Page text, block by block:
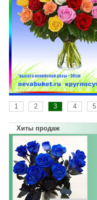
1 2 3 4 5
Хиты продаж